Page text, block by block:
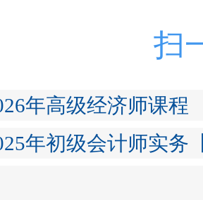
扫
年高级经济师课程
年初级会计师实务